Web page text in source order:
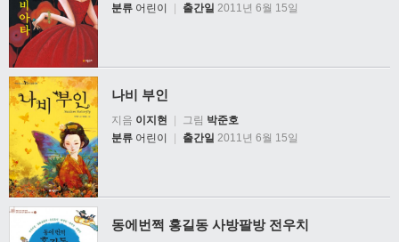
분류 어린이 | 출간일 2011년 6월 15일
나비 부인
지음 이지현 | 그림 박준호
분류 어린이 출간일 2011년 6월 15일
동에번쩍 홍길동 사방팔방 전우치